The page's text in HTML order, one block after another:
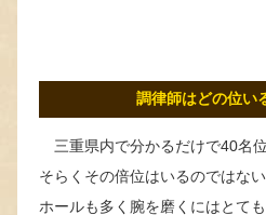
調律師はどの位い
三重県内で分かるだけで40名
そらくその倍位はいるのではな
ホールも多く腕を磨くにはとて